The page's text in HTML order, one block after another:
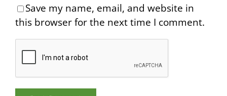
Save my name, email, and website in
this browser for the next time I comment.